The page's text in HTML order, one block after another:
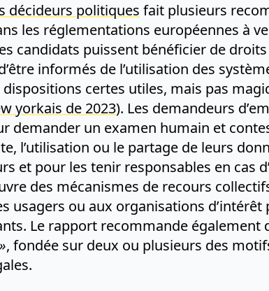
décideurs politiques fait plusieurs
les réglementations européennes à
candidats puissent bénéficier de
informés de l’utilisation des
certes utiles, mais pas
yorkais de 2023). Les demandeurs
demander un examen humain et
l’utilisation ou le partage de leurs
et pour les tenir responsables en cas
des mécanismes de recours
usagers ou aux organisations d’intérêt
Le rapport recommande également
, fondée sur deux ou plusieurs des